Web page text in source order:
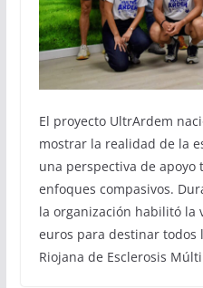
El proyecto UltrArdem
mostrar la realidad de la
una perspectiva de apoyo
enfoques compasivos.
la organización habilitó la
euros para destinar todos
Riojana de Esclerosis